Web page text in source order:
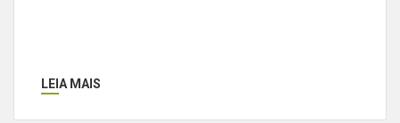
LEIA MAIS